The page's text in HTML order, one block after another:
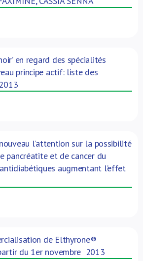
en regard des spécialités
principe actif: liste des
l’attention sur la possibilité
pancréatite et de cancer du
augmentant l’effet
de Elthyrone®
du 1er novembre 2013